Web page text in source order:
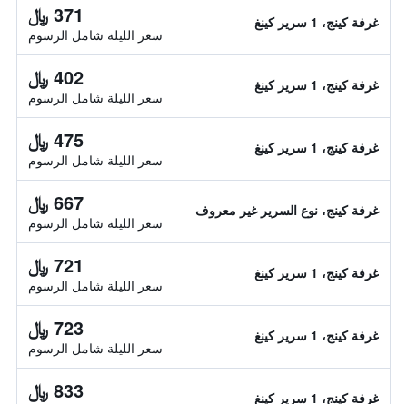
غرفة كينج، 1 سرير كينغ 371 ﷼
سعر الليلة شامل الرسوم
غرفة كينج، 1 سرير كينغ 402 ﷼
سعر الليلة شامل الرسوم
غرفة كينج، 1 سرير كينغ 475 ﷼
سعر الليلة شامل الرسوم
غرفة كينج، نوع السرير غير معروف 667 ﷼
سعر الليلة شامل الرسوم
غرفة كينج، 1 سرير كينغ 721 ﷼
سعر الليلة شامل الرسوم
غرفة كينج، 1 سرير كينغ 723 ﷼
سعر الليلة شامل الرسوم
غرفة كينج، 1 سرير كينغ 833 ﷼